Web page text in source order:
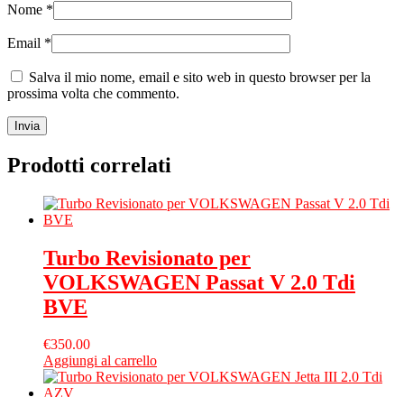
Nome *
Email *
Salva il mio nome, email e sito web in questo browser per la
prossima volta che commento.
Prodotti correlati
Turbo Revisionato per
VOLKSWAGEN Passat V 2.0 Tdi
BVE
€350.00
Aggiungi al carrello